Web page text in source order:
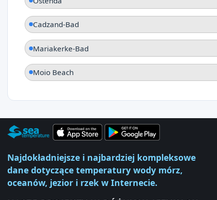
Cadzand-Bad
Mariakerke-Bad
Moio Beach
Najdokładniejsze i najbardziej kompleksowe
dane dotyczące temperatury wody mórz,
oceanów, jezior i rzek w Internecie.